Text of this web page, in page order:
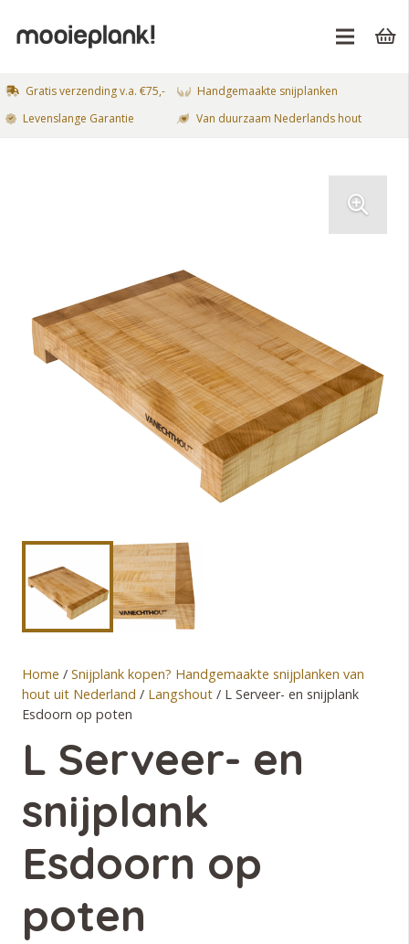
Gratis verzending v.a. €75,-
Levenslange Garantie
Handgemaakte snijplanken
Van duurzaam Nederlands hout
Home / Snijplank kopen? Handgemaakte snijplanken van
hout uit Nederland / Langshout / L Serveer- en snijplank
Esdoorn op poten
L Serveer- en
snijplank
Esdoorn op
poten